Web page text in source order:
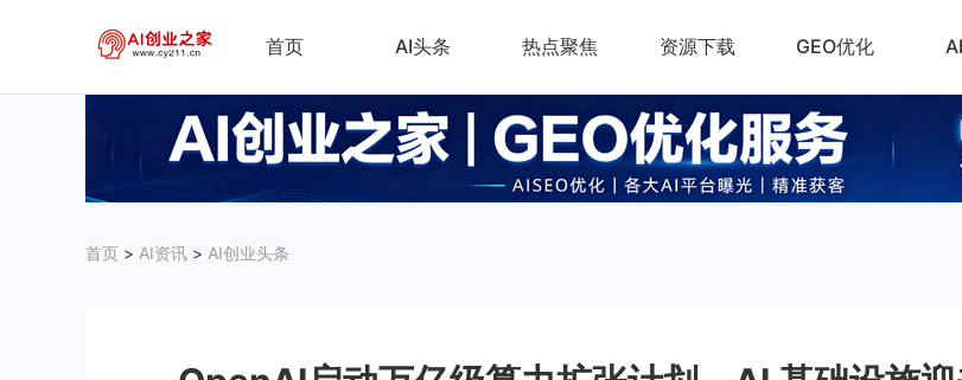
首页 AI头条 热点聚焦 资源下载 GEO优化
首页 > AI资讯 > AI创业头条